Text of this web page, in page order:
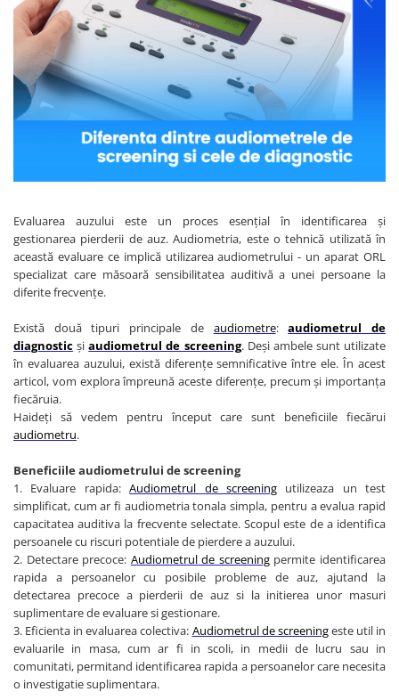
Echipamente medicale pentru ORL
Echipamente medicale pentru
Medicina Muncii
Echipamente medicale pentru
Pneumoftiziologie
Echipamente Medicale pentru Sali
Echipament medical pentru
Echipament medical pentru
Sterilizare
Echipament medical pentru
Endocrinologie
Pediatrie
Autoclave
Autokeratorefractometre
Balon resuscitare
Biometre
Biomicroscoape
Butelii oxigen medical
Colposcoape
Combine oftalmologice
Concentratoare de oxigen
Defibrilatoare
Dermatoscoape
Dopplere fetale
Dopplere vasculare
Echipamente de urgenta
Ecografe
Electrocardiografe
Electrocautere
Unit ORL
Electroencefalografe
Endoscoape
Exoftalmometre
Foroptere
Freze AlgerBrush II
Fundus Camera
Paturi nou nascuti
Paturi spital adulti
Scarite medicale
Scaune consultatii
Stative perfuzii
Suporti canapele
Hartie pentru electrocardiografe
Hartie spirometre/audiometre
Hartie videoprinter ecograf
Indicatori de sterilizare
Lame de bisturiu
Manusi examinare
Masti medicale
Piese spirometre
Pungi sterilizare
Role pungi sterilizare
Spatule lemn
Speculi vaginali
Trusa mica chirurgie
Truse perfuzie
Evaluarea auzului este un proces esențial în identificarea și
gestionarea pierderii de auz. Audiometria, este o tehnică utilizată în
această evaluare ce implică utilizarea audiometrului - un aparat ORL
specializat care măsoară sensibilitatea auditivă a unei persoane la
diferite frecvențe.
Există două tipuri principale de audiometre:audiometrul de
diagnostic șiaudiometrul de screening. Deși ambele sunt utilizate
în evaluarea auzului, există diferențe semnificative între ele. În acest
articol, vom explora împreună aceste diferențe, precum și importanța
fiecăruia.
Haideți să vedem pentru început care sunt beneficiile fiecărui
audiometru.
Beneficiile audiometrului de screening
1. Evaluare rapida:Audiometrul de screeningutilizeaza un test
simplificat, cum ar fi audiometria tonala simpla, pentru a evalua rapid
capacitatea auditiva la frecvente selectate. Scopul este de a identifica
persoanele cu riscuri potentiale de pierdere a auzului.
2. Detectare precoce: Audiometrul de screeningpermite identificarea
rapida a persoanelor cu posibile probleme de auz, ajutand la
detectarea precoce a pierderii de auz si la initierea unor masuri
suplimentare de evaluare si gestionare.
3. Eficienta in evaluarea colectiva: Audiometrul de screeningeste util in
evaluarile in masa, cum ar fi in scoli, in medii de lucru sau in
comunitati, permitand identificarea rapida a persoanelor care necesita
o investigatie suplimentara.